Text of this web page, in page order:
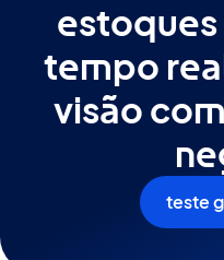
estoques
tempo
visão
teste